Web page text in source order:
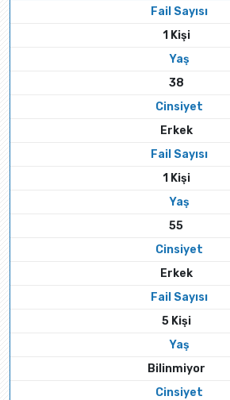
Fail Sayısı
1 Kişi
Yaş
38
Cinsiyet
Erkek
Fail Sayısı
1 Kişi
Yaş
55
Cinsiyet
Erkek
Fail Sayısı
5 Kişi
Yaş
Bilinmiyor
Cinsiyet